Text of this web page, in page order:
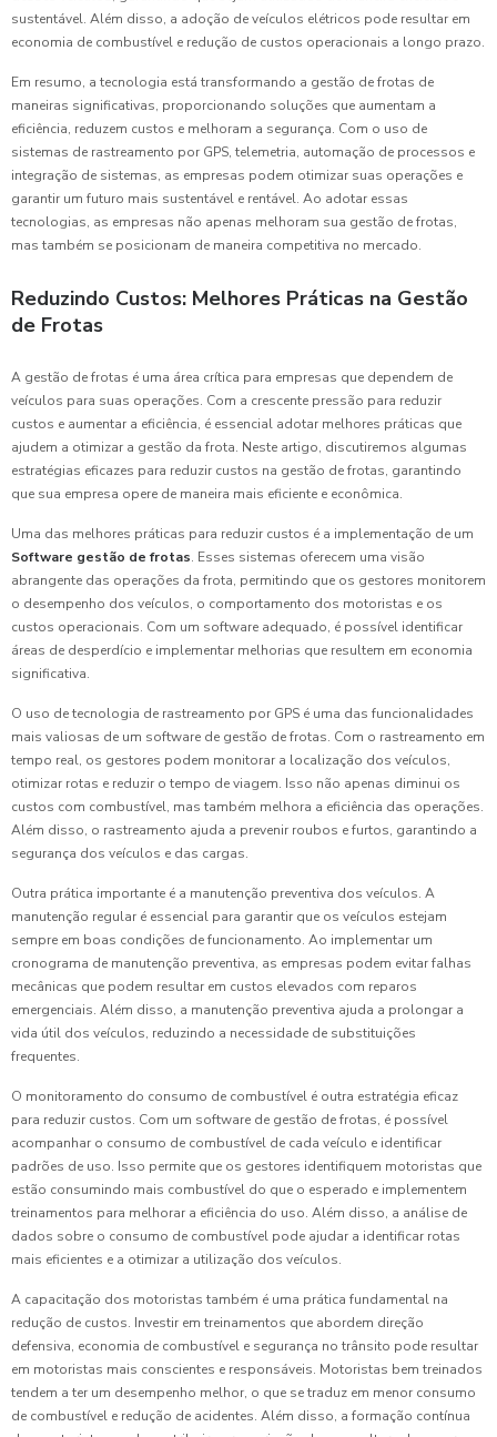
sustentável. Além disso, a adoção de veículos elétricos pode resultar em
economia de combustível e redução de custos operacionais a longo prazo.
Em resumo, a tecnologia está transformando a gestão de frotas de
maneiras significativas, proporcionando soluções que aumentam a
eficiência, reduzem custos e melhoram a segurança. Com o uso de
sistemas de rastreamento por GPS, telemetria, automação de processos e
integração de sistemas, as empresas podem otimizar suas operações e
garantir um futuro mais sustentável e rentável. Ao adotar essas
tecnologias, as empresas não apenas melhoram sua gestão de frotas,
mas também se posicionam de maneira competitiva no mercado.
Reduzindo Custos: Melhores Práticas na Gestão
de Frotas
A gestão de frotas é uma área crítica para empresas que dependem de
veículos para suas operações. Com a crescente pressão para reduzir
custos e aumentar a eficiência, é essencial adotar melhores práticas que
ajudem a otimizar a gestão da frota. Neste artigo, discutiremos algumas
estratégias eficazes para reduzir custos na gestão de frotas, garantindo
que sua empresa opere de maneira mais eficiente e econômica.
Uma das melhores práticas para reduzir custos é a implementação de um
Software gestão de frotas. Esses sistemas oferecem uma visão
abrangente das operações da frota, permitindo que os gestores monitorem
o desempenho dos veículos, o comportamento dos motoristas e os
custos operacionais. Com um software adequado, é possível identificar
áreas de desperdício e implementar melhorias que resultem em economia
significativa.
O uso de tecnologia de rastreamento por GPS é uma das funcionalidades
mais valiosas de um software de gestão de frotas. Com o rastreamento em
tempo real, os gestores podem monitorar a localização dos veículos,
otimizar rotas e reduzir o tempo de viagem. Isso não apenas diminui os
custos com combustível, mas também melhora a eficiência das operações.
Além disso, o rastreamento ajuda a prevenir roubos e furtos, garantindo a
segurança dos veículos e das cargas.
Outra prática importante é a manutenção preventiva dos veículos. A
manutenção regular é essencial para garantir que os veículos estejam
sempre em boas condições de funcionamento. Ao implementar um
cronograma de manutenção preventiva, as empresas podem evitar falhas
mecânicas que podem resultar em custos elevados com reparos
emergenciais. Além disso, a manutenção preventiva ajuda a prolongar a
vida útil dos veículos, reduzindo a necessidade de substituições
frequentes.
O monitoramento do consumo de combustível é outra estratégia eficaz
para reduzir custos. Com um software de gestão de frotas, é possível
acompanhar o consumo de combustível de cada veículo e identificar
padrões de uso. Isso permite que os gestores identifiquem motoristas que
estão consumindo mais combustível do que o esperado e implementem
treinamentos para melhorar a eficiência do uso. Além disso, a análise de
dados sobre o consumo de combustível pode ajudar a identificar rotas
mais eficientes e a otimizar a utilização dos veículos.
A capacitação dos motoristas também é uma prática fundamental na
redução de custos. Investir em treinamentos que abordem direção
defensiva, economia de combustível e segurança no trânsito pode resultar
em motoristas mais conscientes e responsáveis. Motoristas bem treinados
tendem a ter um desempenho melhor, o que se traduz em menor consumo
de combustível e redução de acidentes. Além disso, a formação contínua